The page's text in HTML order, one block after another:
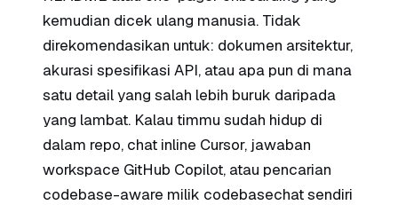
kemudian dicek ulang manusia. Tidak
direkomendasikan untuk: dokumen arsitektur,
akurasi spesifikasi API, atau apa pun di mana
satu detail yang salah lebih buruk daripada
yang lambat. Kalau timmu sudah hidup di
dalam repo, chat inline Cursor, jawaban
workspace GitHub Copilot, atau pencarian
codebase-aware milik codebasechat sendiri